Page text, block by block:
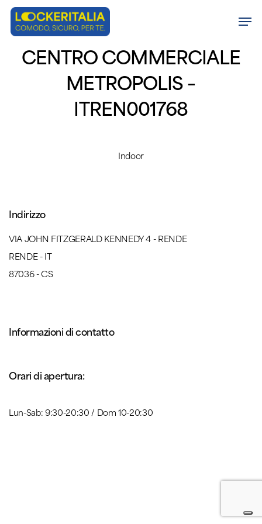
Skip
contentCENTRO COMMERCIALE
METROPOLIS –
ITREN001768
Indoor
Indirizzo
VIA JOHN FITZGERALD KENNEDY 4 - RENDE
RENDE - IT
87036 - CS
Informazioni di contatto
Orari di apertura:
Lun-Sab: 9:30-20:30 / Dom 10-20:30
Menu